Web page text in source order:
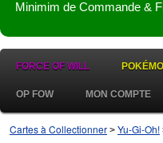
Minimim de Commande &
FORCE OF WILL
OP FOW MON COMPTE
Cartes à Collectionner > Yu-Gi-Oh!